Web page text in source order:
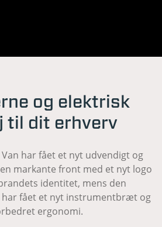
og elektrisk
til dit erhverv
har fået et nyt udvendigt og
markante front med et nyt logo
identitet, mens den
har fået et nyt instrumentbræt og
ergonomi.